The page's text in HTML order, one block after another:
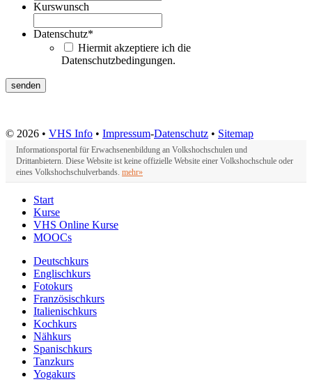
Kurswunsch
Datenschutz*
Hiermit akzeptiere ich die
Datenschutzbedingungen.
© 2026 • VHS Info • Impressum-Datenschutz • Sitemap
Informationsportal für Erwachsenenbildung an Volkshochschulen und
Drittanbietern. Diese Website ist keine offizielle Website einer Volkshochschule oder
eines Volkshochschulverbands. mehr»
Start
Kurse
VHS Online Kurse
MOOCs
Deutschkurs
Englischkurs
Fotokurs
Französischkurs
Italienischkurs
Kochkurs
Nähkurs
Spanischkurs
Tanzkurs
Yogakurs